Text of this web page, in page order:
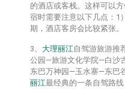
的酒店或客栈。这样可以
宿时需要注意以下几点：1
期，酒店客房会比较紧张。
3、 大理丽江自驾游旅游推
公园—旅游文化学院—白沙
东巴万神园—玉水寨—东巴
丽江最经典的一条自驾路